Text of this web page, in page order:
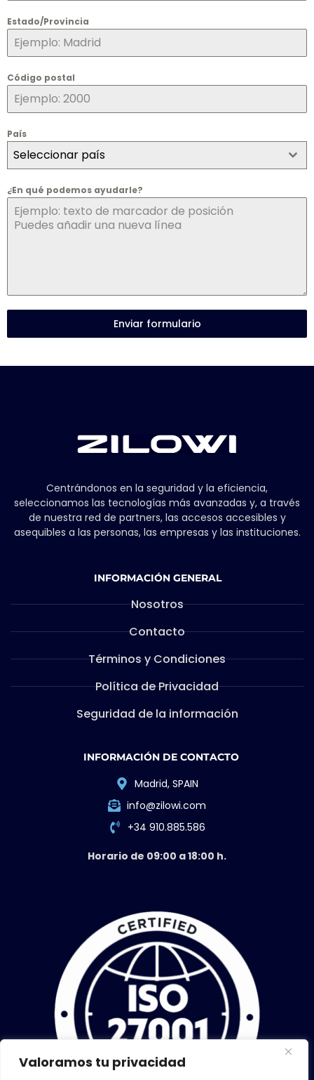
Valoramos tu privacidad
Estado/Provincia
Código postal
País
Seleccionar país
¿En qué podemos ayudarle?
Enviar formulario
Centrándonos en la seguridad y la eficiencia,
seleccionamos las tecnologías más avanzadas y, a través
de nuestra red de partners, las accesos accesibles y
asequibles a las personas, las empresas y las instituciones.
INFORMACIÓN GENERAL
Nosotros
Contacto
Términos y Condiciones
Política de Privacidad
Seguridad de la información
INFORMACIÓN DE CONTACTO
Madrid, SPAIN
info@zilowi.com
+34 910.885.586
Horario de 09:00 a 18:00 h.